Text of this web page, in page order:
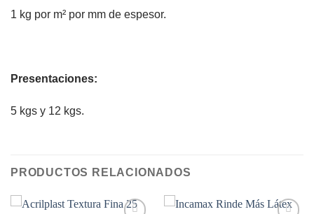
1 kg por m² por mm de espesor.
Presentaciones:
5 kgs y 12 kgs.
PRODUCTOS RELACIONADOS